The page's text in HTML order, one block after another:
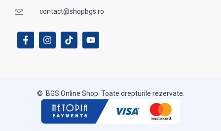
contact@shopbgs.ro
© BGS Online Shop. Toate drepturile rezervate.